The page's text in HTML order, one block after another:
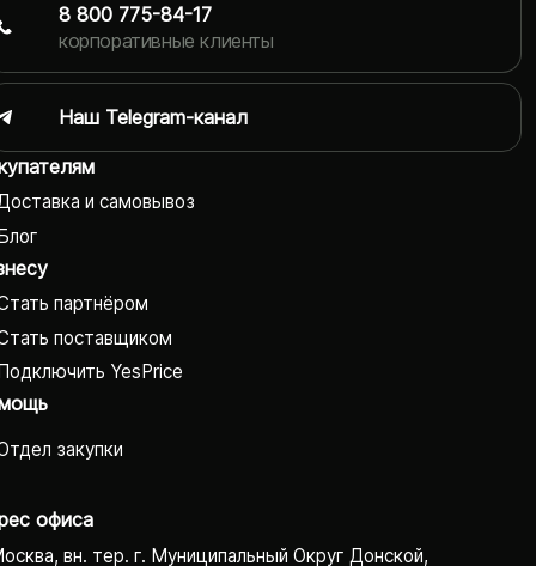
и самовывоз
партнёром
поставщиком
YesPrice
закупки
офиса
вн. тер. г. Муниципальный Округ Донской,
8 800 775-84-17
корпоративные клиенты
Наш Telegram-канал